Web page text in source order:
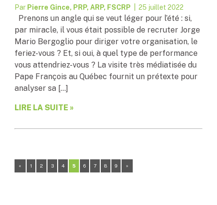
Par Pierre Gince, PRP, ARP, FSCRP | 25 juillet 2022
Prenons un angle qui se veut léger pour l’été : si,
par miracle, il vous était possible de recruter Jorge
Mario Bergoglio pour diriger votre organisation, le
feriez-vous ? Et, si oui, à quel type de performance
vous attendriez-vous ? La visite très médiatisée du
Pape François au Québec fournit un prétexte pour
analyser sa […]
LIRE LA SUITE »
« 1 2 3 4 5 6 7 8 9 »